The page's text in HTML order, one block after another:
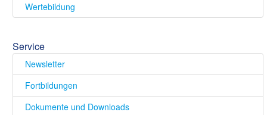
Wertebildung
Service
Newsletter
Fortbildungen
Dokumente und Downloads